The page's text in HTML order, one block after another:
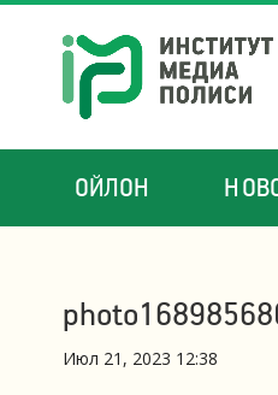
ОЙЛОН
Июл 21, 2023 12:38